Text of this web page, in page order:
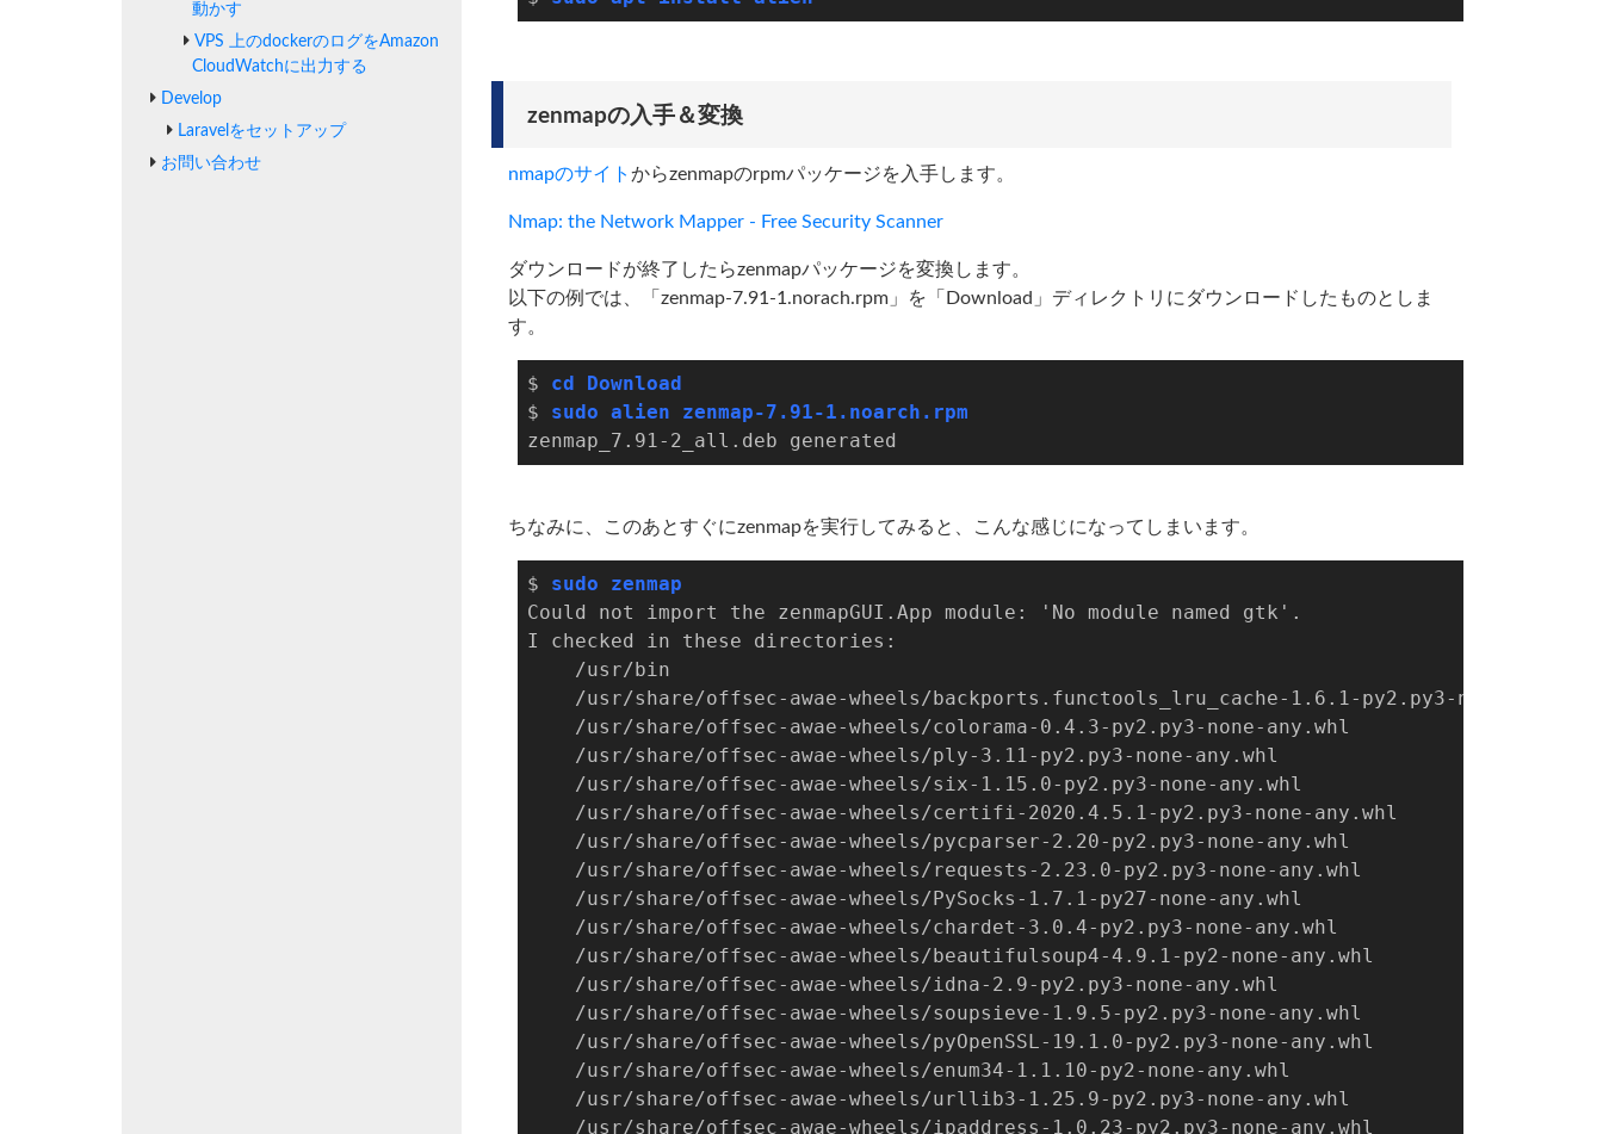
zenmapの入手＆変換
nmapのサイト からzenmapのrpmパッケージを入手します。
Nmap: the Network Mapper - Free Security Scanner
ダウンロードが終了したらzenmapパッケージを変換します。
以下の例では、「zenmap-7.91-1.norach.rpm」を「Download」ディレクトリにダウンロードしたものとしま
す。
$ cd Download
$ sudo alien zenmap-7.91-1.noarch.rpm
zenmap_7.91-2_all.deb generated
ちなみに、このあとすぐにzenmapを実行してみると、こんな感じになってしまいます。
$ sudo zenmap
Could not import the zenmapGUI.App module: 'No module named gtk'.
I checked in these directories:
/usr/bin
/usr/share/offsec-awae-wheels/backports.functools_lru_cache-1.6.1-py2.py3-none-any.whl
/usr/share/offsec-awae-wheels/colorama-0.4.3-py2.py3-none-any.whl
/usr/share/offsec-awae-wheels/ply-3.11-py2.py3-none-any.whl
/usr/share/offsec-awae-wheels/six-1.15.0-py2.py3-none-any.whl
/usr/share/offsec-awae-wheels/certifi-2020.4.5.1-py2.py3-none-any.whl
/usr/share/offsec-awae-wheels/pycparser-2.20-py2.py3-none-any.whl
/usr/share/offsec-awae-wheels/requests-2.23.0-py2.py3-none-any.whl
/usr/share/offsec-awae-wheels/PySocks-1.7.1-py27-none-any.whl
/usr/share/offsec-awae-wheels/chardet-3.0.4-py2.py3-none-any.whl
/usr/share/offsec-awae-wheels/beautifulsoup4-4.9.1-py2-none-any.whl
/usr/share/offsec-awae-wheels/idna-2.9-py2.py3-none-any.whl
/usr/share/offsec-awae-wheels/soupsieve-1.9.5-py2.py3-none-any.whl
/usr/share/offsec-awae-wheels/pyOpenSSL-19.1.0-py2.py3-none-any.whl
/usr/share/offsec-awae-wheels/enum34-1.1.10-py2-none-any.whl
/usr/share/offsec-awae-wheels/urllib3-1.25.9-py2.py3-none-any.whl
/usr/share/offsec-awae-wheels/ipaddress-1.0.23-py2.py3-none-any.whl
動かす
VPS 上のdockerのログをAmazon
CloudWatchに出力する
Develop
Laravelをセットアップ
お問い合わせ